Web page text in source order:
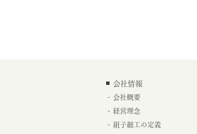
会社情報
会社概要
経営理念
組子細工の定義